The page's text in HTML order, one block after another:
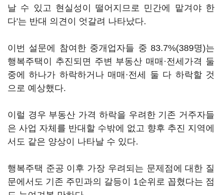
날 수 있고 현실성이 떨어지므로 민간에 맡겨야 한
다'는 반대 의견이 엇갈려 나타났다.
이번 설문에 참여한 중개업자들 중 83.7%(389명)는
행복주택이 추진되면 주변 부동산 매매·전세가격 둘
중에 하나가 하락하거나 매매·전세 둘 다 하락할 것
으로 예상했다.
이럴 경우 부동산 가격 하락을 우려한 기존 거주자들
은 사업 자체를 반대할 수밖에 없고 향후 추진 지역에
서도 같은 양상이 나타날 수 있다.
행복주택 준공 이후 가장 우려되는 문제점에 대한 질
문에서도 기존 주민과의 갈등이 1순위로 꼽혔다는 점